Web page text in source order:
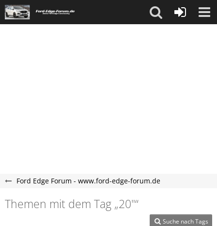
Ford Edge Forum - www.ford-edge-forum.de
Themen mit dem Tag „20"“
Suche nach Tags